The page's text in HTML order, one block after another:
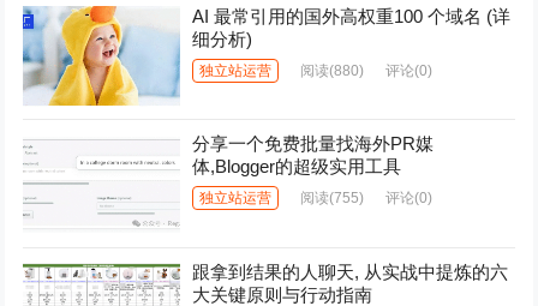
AI 最常引用的国外高权重100 个域名 (详
细分析)
独立站运营 阅读(880) 评论(0)
分享一个免费批量找海外PR媒
体,Blogger的超级实用工具
独立站运营 阅读(755) 评论(0)
跟拿到结果的人聊天, 从实战中提炼的六
大关键原则与行动指南